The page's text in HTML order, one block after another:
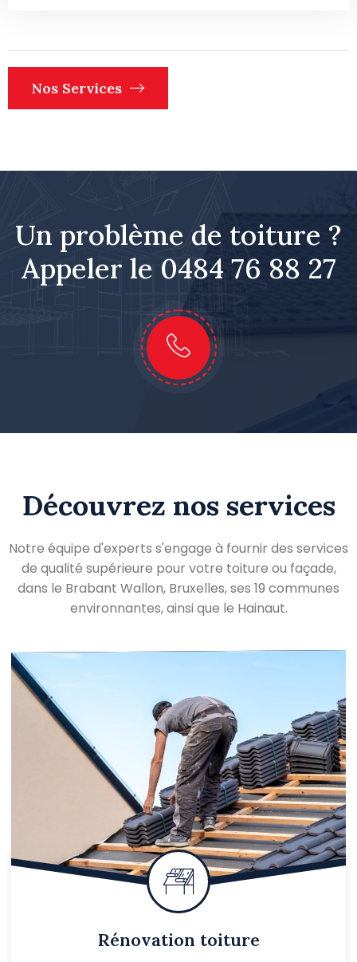
Nos Services
Un problème de toiture ?
Appeler le 0484 76 88 27
Découvrez nos services
Notre équipe d'experts s'engage à fournir des services
de qualité supérieure pour votre toiture ou façade,
dans le Brabant Wallon, Bruxelles, ses 19 communes
environnantes, ainsi que le Hainaut.
Rénovation toiture